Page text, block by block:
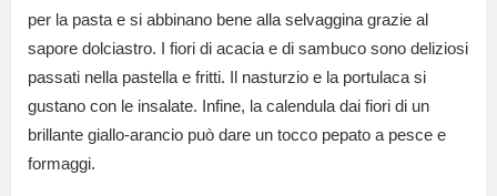
per la pasta e si abbinano bene alla selvaggina grazie al
sapore dolciastro. I fiori di acacia e di sambuco sono deliziosi
passati nella pastella e fritti. Il nasturzio e la portulaca si
gustano con le insalate. Infine, la calendula dai fiori di un
brillante giallo-arancio può dare un tocco pepato a pesce e
formaggi.